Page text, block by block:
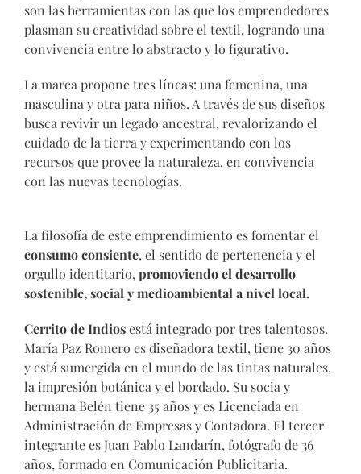
son las herramientas con las que los emprendedores
plasman su creatividad sobre el textil, logrando una
convivencia entre lo abstracto y lo figurativo.
La marca propone tres líneas: una femenina, una
masculina y otra para niños. A través de sus diseños
busca revivir un legado ancestral, revalorizando el
cuidado de la tierra y experimentando con los
recursos que provee la naturaleza, en convivencia
con las nuevas tecnologías.
La filosofía de este emprendimiento es fomentar el
consumo consiente, el sentido de pertenencia y el
orgullo identitario, promoviendo el desarrollo
sostenible, social y medioambiental a nivel local.
Cerrito de Indiosestá integrado por tres talentosos.
María Paz Romero es diseñadora textil, tiene 30 años
y está sumergida en el mundo de las tintas naturales,
la impresión botánica y el bordado. Su socia y
hermana Belén tiene 35 años y es Licenciada en
Administración de Empresas y Contadora. El tercer
integrante es Juan Pablo Landarín, fotógrafo de 36
años, formado en Comunicación Publicitaria.